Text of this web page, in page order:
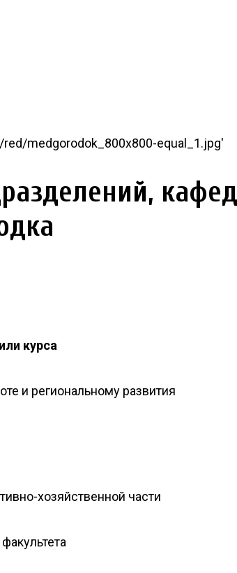
medgorodok_800x800-equal_1.jpg'
курса
и региональному развития
хозяйственной части